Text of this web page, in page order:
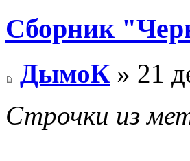
Сборник
ДымоК » 21
Строчки из